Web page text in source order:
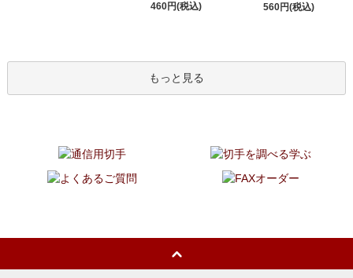
460円(税込)
560円(税込)
もっと見る